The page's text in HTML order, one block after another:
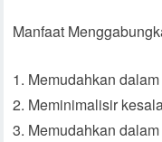
Manfaat
1. Memudahkan
2. Meminimalisir
3. Memudahkan